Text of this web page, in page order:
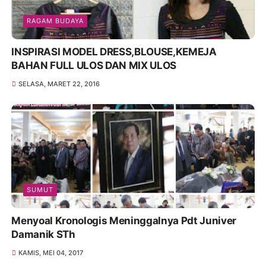
RAGAM BUDAYA
INSPIRASI MODEL DRESS,BLOUSE,KEMEJA
BAHAN FULL ULOS DAN MIX ULOS
SELASA, MARET 22, 2016
SUMUT
Menyoal Kronologis Meninggalnya Pdt Juniver
Damanik STh
KAMIS, MEI 04, 2017